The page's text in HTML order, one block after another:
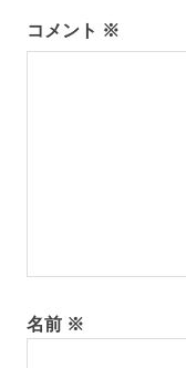
ー
コメント ※
名前 ※